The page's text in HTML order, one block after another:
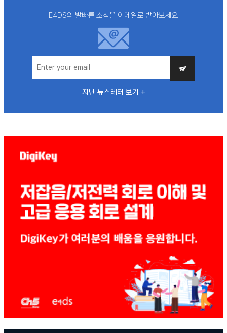
E4DS의 발빠른 소식을 이메일로 받아보세요
지난 뉴스레터 보기 +